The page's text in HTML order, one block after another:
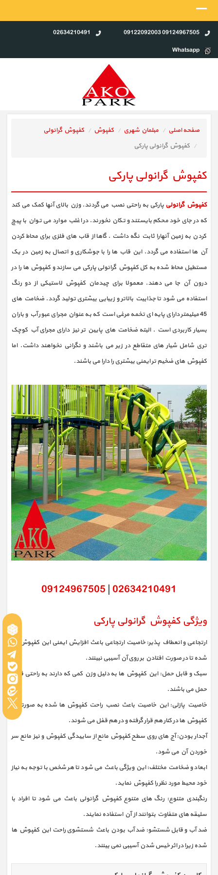
09124967505 09122092003
02634210491
Whatsapp
صفحه اصلی مبلمان شهری کفپوش
کفپوش گرانولی
کفپوش گرانولی پارکی
کفپوش گرانولی پارکی
کفپوش گرانولی پارکی به راحتی نصب می گردند. وزن بالای آنها کمک می کند
که در جای خود محکم بایستند و تکان نخورند. در اغلب موارد می توان با پیچ
کردن به زمین آنهارا ثابت نگه داشت . گاها از قاب های فلزی برای محاط کردن
آن ها استفاده می گردد. این قاب ها را با جوشکاری و اتصال به زمین در یک
مستطیل محاط شده به کل کفپوش گرانولی پارکی می سازند و کفپوش ها را در
درون آن جا می دهند. معمولا برای چیدمان کفپوش لاستیکی از دو رنگ
استفاده می شود تا جذابیت بالاتر و زیبایی بیشتری تولید گردد. ضخامت های
45 میلیمتر دارای پایه ای تخمه مرغی است که به عنوان مجرای عبور آب و باران
بسیار کاربردی است . البته ضخامت های پایین تر نیز دارای مجرای آب کوچک
تری شامل شیار های متقاطع در زیر می باشند و نگرانی نخواهند داشت. اما
کفپوش های ضخیم تر ایمنی بیشتری را دارا می باشند.
02634210491
|
09124967505
ویژگی کفپوش گرانولی پارکی
ارتجاعی و انعطاف پذیر: خاصیت ارتجاعی باعث افزایش ایمنی این کفپوش ها
شده تا در صورت افتادن بر روی آن آسیبی نبینند.
سبک و قابل حمل: این کفپوش ها به دلیل وزن کمی که دارند به راحتی قابل
حمل می باشند.
خاصیت پازلی: این خاصیت باعث نصب راحت کفپوش ها شده به صورتیکه
کفپوش ها در کنار هم قرار گرفته و در هم قفل می شوند.
آجدار بودن: آج های روی سطح کفپوش مانع از ساییدگی کفپوش و نیز مانع سر
خوردن آن می شود.
ابعاد و ضخامت مختلف: این ویژگی باعث می شود تا هر شخص با توجه به نیاز
خود محیط مورد نظر را کفپوش نماید.
رنگبندی متنوع: رنگ های متنوع کفپوش گرانولی باعث می شود تا افراد با
سلیقه های متفاوت بتوانند از آن استفاده نمایند.
ضد آب و قابل شستشو: ضد آب بودن باعث شستشوی راحت این کفپوش ها
شده زیرا در اثر خیس شدن آسیبی نمی بینند.